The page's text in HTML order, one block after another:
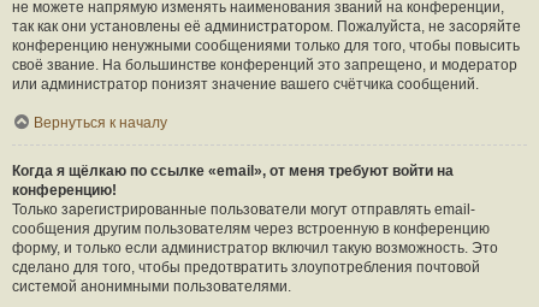
не можете напрямую изменять наименования званий на конференции,
так как они установлены её администратором. Пожалуйста, не засоряйте
конференцию ненужными сообщениями только для того, чтобы повысить
своё звание. На большинстве конференций это запрещено, и модератор
или администратор понизят значение вашего счётчика сообщений.
Вернуться к началу
Когда я щёлкаю по ссылке «email», от меня требуют войти на
конференцию!
Только зарегистрированные пользователи могут отправлять email-
сообщения другим пользователям через встроенную в конференцию
форму, и только если администратор включил такую возможность. Это
сделано для того, чтобы предотвратить злоупотребления почтовой
системой анонимными пользователями.